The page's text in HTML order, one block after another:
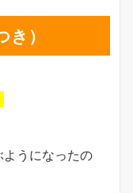
）
ようになったの